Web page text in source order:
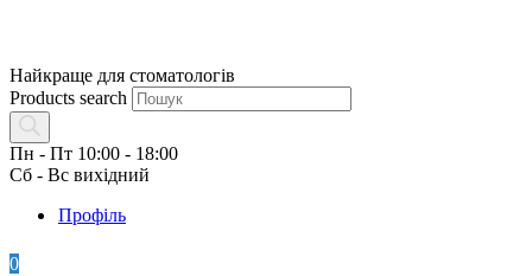
Найкраще для стоматологів
Products search
Пн - Пт 10:00 - 18:00
Сб - Вс вихідний
Профіль
0